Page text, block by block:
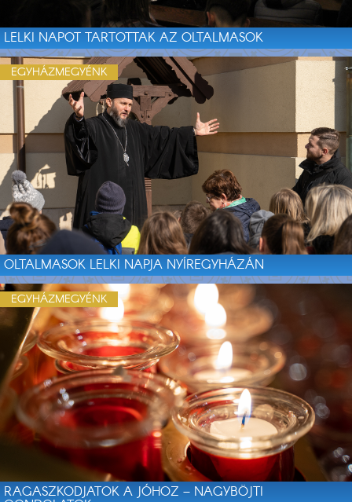
LELKI NAPOT TARTOTTAK AZ OLTALMASOK
OLTALMASOK LELKI NAPJA NYÍREGYHÁZÁN
EGYHÁZMEGYÉNK
RAGASZKODJATOK A JÓHOZ – NAGYBÖJTI
EGYHÁZMEGYÉNK